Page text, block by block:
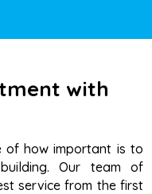
with
of how important is to
Our team of
service from the first